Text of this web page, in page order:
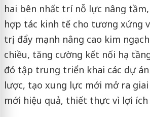
hai bên nhất trí nỗ lực nâng
hợp tác kinh tế cho tương xứng
trị, đẩy mạnh nâng cao kim
chiều, tăng cường kết nối hạ
đó tập trung triển khai các dự
lược, tạo xung lực mới mở ra
mới hiệu quả, thiết thực vì lợi ích